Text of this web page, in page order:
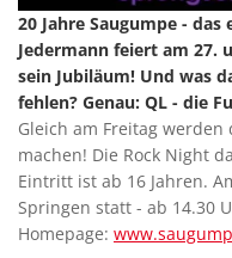
20 Jahre Saugumpe -
Jedermann feiert am 27.
sein Jubiläum! Und was
fehlen? Genau: QL - die
Gleich am Freitag werden
machen! Die Rock Night
Eintritt ist ab 16 Jahren.
Springen statt - ab 14.30
Homepage: